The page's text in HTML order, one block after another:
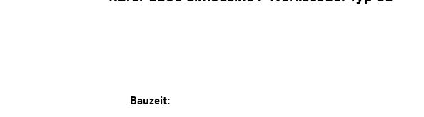
Bauzeit: